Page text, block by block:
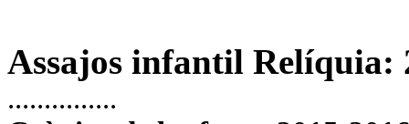
Assajos infantil Relíquia:
...............